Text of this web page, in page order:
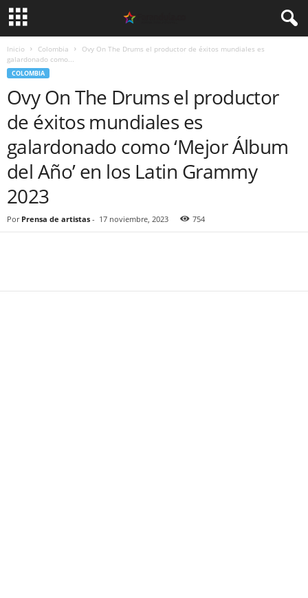
Inicio Colombia
Ovy On The Drums el productor de éxitos mundiales es
galardonado como...
COLOMBIA
Ovy On The Drums el productor
de éxitos mundiales es
galardonado como ‘Mejor Álbum
del Año’ en los Latin Grammy
2023
Por Prensa de artistas - 17 noviembre, 2023 754